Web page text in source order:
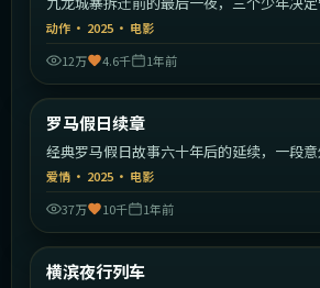
湖。
动作 · 2025 · 电影
12万
4.6千 1年前
最新
罗马假日续章
经典罗马假日故事六十年后的延续，一段意
爱情 · 2025 · 电影
37万
10千 1年前
最新
横滨夜行列车